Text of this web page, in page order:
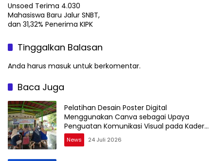
Unsoed Terima 4.030
Mahasiswa Baru Jalur SNBT,
dan 31,32% Penerima KIPK
Tinggalkan Balasan
Anda harus masuk untuk berkomentar.
Baca Juga
Pelatihan Desain Poster Digital
Menggunakan Canva sebagai Upaya
Penguatan Komunikasi Visual pada Kader
PKK Kelurahan Bambu Apus
News 24 Juli 2026